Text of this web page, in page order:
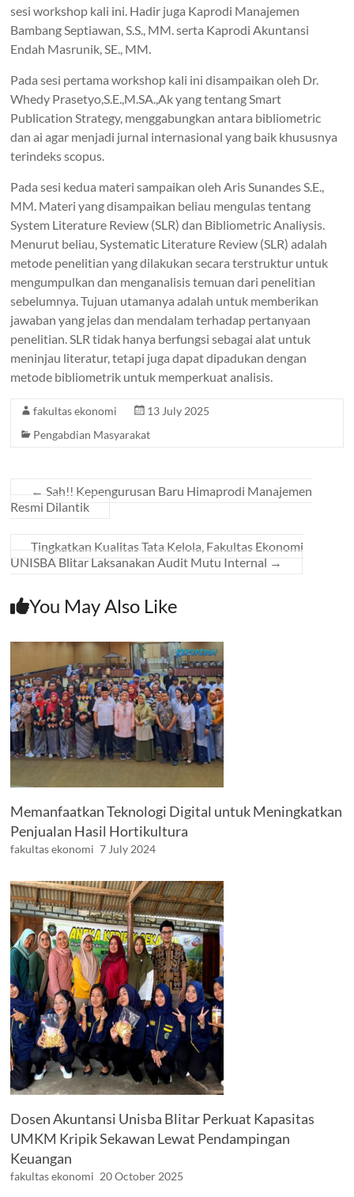
sesi workshop kali ini. Hadir juga Kaprodi Manajemen
Bambang Septiawan, S.S., MM. serta Kaprodi Akuntansi
Endah Masrunik, SE., MM.
Pada sesi pertama workshop kali ini disampaikan oleh Dr.
Whedy Prasetyo,S.E.,M.SA.,Ak yang tentang Smart
Publication Strategy, menggabungkan antara bibliometric
dan ai agar menjadi jurnal internasional yang baik khususnya
terindeks scopus.
Pada sesi kedua materi sampaikan oleh Aris Sunandes S.E.,
MM. Materi yang disampaikan beliau mengulas tentang
System Literature Review (SLR) dan Bibliometric Analiysis.
Menurut beliau, Systematic Literature Review (SLR) adalah
metode penelitian yang dilakukan secara terstruktur untuk
mengumpulkan dan menganalisis temuan dari penelitian
sebelumnya. Tujuan utamanya adalah untuk memberikan
jawaban yang jelas dan mendalam terhadap pertanyaan
penelitian. SLR tidak hanya berfungsi sebagai alat untuk
meninjau literatur, tetapi juga dapat dipadukan dengan
metode bibliometrik untuk memperkuat analisis.
fakultas ekonomi
13 July 2025
Pengabdian Masyarakat
← Sah!! Kepengurusan Baru Himaprodi Manajemen
Resmi Dilantik
Tingkatkan Kualitas Tata Kelola, Fakultas Ekonomi
UNISBA Blitar Laksanakan Audit Mutu Internal →
You May Also Like
Memanfaatkan Teknologi Digital untuk Meningkatkan
Penjualan Hasil Hortikultura
fakultas ekonomi 7 July 2024
Dosen Akuntansi Unisba Blitar Perkuat Kapasitas
UMKM Kripik Sekawan Lewat Pendampingan
Keuangan
fakultas ekonomi 20 October 2025